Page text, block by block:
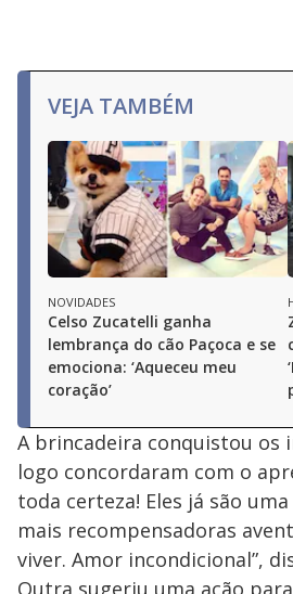
VEJA TAMBÉM
NOVIDADES
Celso Zucatelli ganha
lembrança do cão Paçoca e se
emociona: ‘Aqueceu meu
coração’
A brincadeira conquistou os
logo concordaram com o
toda certeza! Eles já são
mais recompensadoras
viver. Amor incondicional”,
Outra sugeriu uma ação